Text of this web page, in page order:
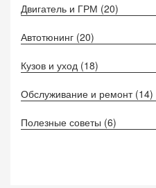
Двигатель и ГРМ (20)
Автотюнинг (20)
Кузов и уход (18)
Обслуживание и ремонт (14)
Полезные советы (6)